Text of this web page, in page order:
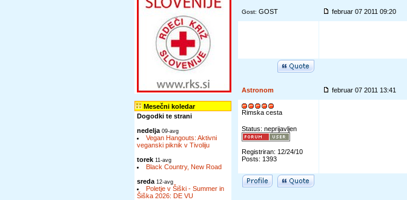
Mesečni koledar
Dogodki te strani
nedelja 09-avg
Vegan Hangouts: Aktivni
veganski piknik v Tivoliju
torek 11-avg
Black Country, New Road
sreda 12-avg
Poletje v Šiški - Summer in
Šiška 2026: DE VU
Gost: GOST februar 07 2011 09:20
Astronom februar 07 2011 13:41
Rimska cesta
Status: neprijavljen
Registriran: 12/24/10
Posts: 1393